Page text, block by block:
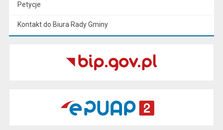
Petycje
Kontakt do Biura Rady Gminy